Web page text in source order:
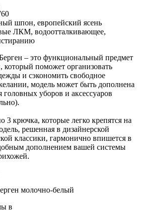
шпон, европейский ясень
ЛКМ, водоотталкивающее,
– это функциональный предмет
который поможет организовать
и сэкономить свободное
модель может быть дополнена
головных уборов и аксессуаров
3 крючка, которые легко крепятся на
решенная в дизайнерской
классики, гармонично впишется в
дополнением вашей системы
молочно-белый
в